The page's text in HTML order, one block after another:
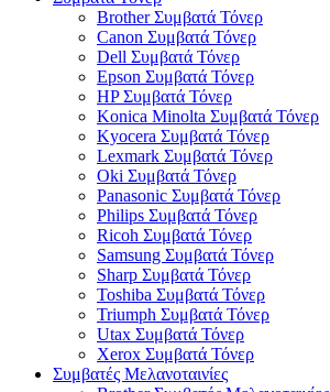
Brother Συμβατά Τόνερ
Canon Συμβατά Τόνερ
Dell Συμβατά Τόνερ
Epson Συμβατά Τόνερ
HP Συμβατά Τόνερ
Konica Minolta Συμβατά Τόνερ
Kyocera Συμβατά Τόνερ
Lexmark Συμβατά Τόνερ
Oki Συμβατά Τόνερ
Panasonic Συμβατά Τόνερ
Philips Συμβατά Τόνερ
Ricoh Συμβατά Τόνερ
Samsung Συμβατά Τόνερ
Sharp Συμβατά Τόνερ
Toshiba Συμβατά Τόνερ
Triumph Συμβατά Τόνερ
Utax Συμβατά Τόνερ
Xerox Συμβατά Τόνερ
Συμβατές Μελανοταινίες